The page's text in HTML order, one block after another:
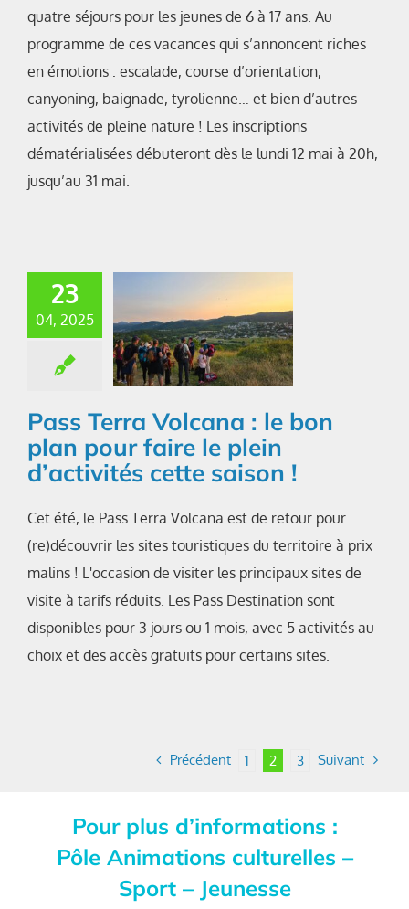
quatre séjours pour les jeunes de 6 à 17 ans. Au
programme de ces vacances qui s’annoncent riches
en émotions : escalade, course d’orientation,
canyoning, baignade, tyrolienne… et bien d’autres
activités de pleine nature ! Les inscriptions
dématérialisées débuteront dès le lundi 12 mai à 20h,
jusqu’au 31 mai.
23
04, 2025
Pass Terra Volcana : le bon
plan pour faire le plein
d’activités cette saison !
Cet été, le Pass Terra Volcana est de retour pour
(re)découvrir les sites touristiques du territoire à prix
malins ! L'occasion de visiter les principaux sites de
visite à tarifs réduits. Les Pass Destination sont
disponibles pour 3 jours ou 1 mois, avec 5 activités au
choix et des accès gratuits pour certains sites.
Précédent 1 2 3 Suivant
Pour plus d’informations :
Pôle Animations culturelles –
Sport – Jeunesse